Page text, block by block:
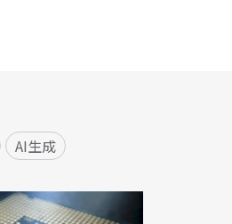
AI生成